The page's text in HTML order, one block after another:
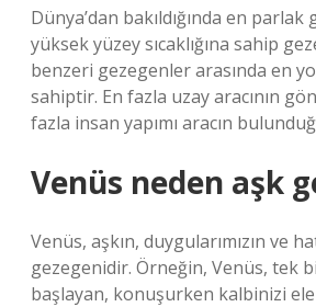
Dünya’dan bakıldığında en parlak
yüksek yüzey sıcaklığına sahip
benzeri gezegenler arasında en
sahiptir. En fazla uzay aracının
fazla insan yapımı aracın
Venüs neden aşk
Venüs, aşkın, duygularımızın ve
gezegenidir. Örneğin, Venüs, tek
başlayan, konuşurken kalbinizi